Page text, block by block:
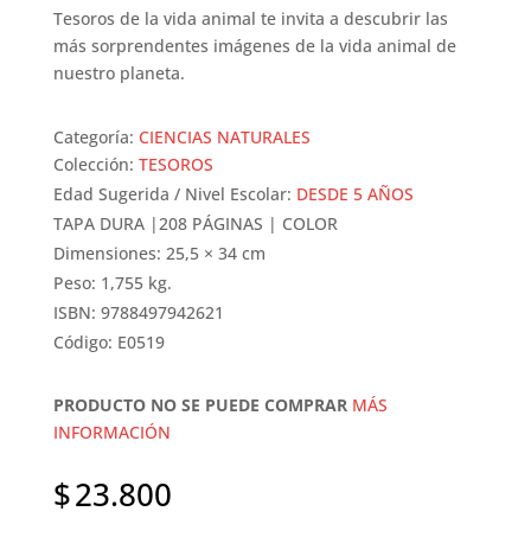
Tesoros de la vida animal te invita a descubrir las
más sorprendentes imágenes de la vida animal de
nuestro planeta.
Categoría: CIENCIAS NATURALES
Colección: TESOROS
Edad Sugerida / Nivel Escolar: DESDE 5 AÑOS
TAPA DURA |208 PÁGINAS | COLOR
Dimensiones: 25,5 × 34 cm
Peso: 1,755 kg.
ISBN: 9788497942621
Código: E0519
PRODUCTO NO SE PUEDE COMPRAR MÁS
INFORMACIÓN
$23.800